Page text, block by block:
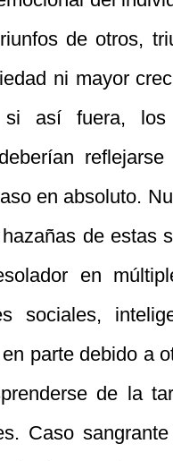
de otros,
ni mayor
si así fuera,
en absoluto.
de estas
en
sociales,
parte debido a
de la
Caso